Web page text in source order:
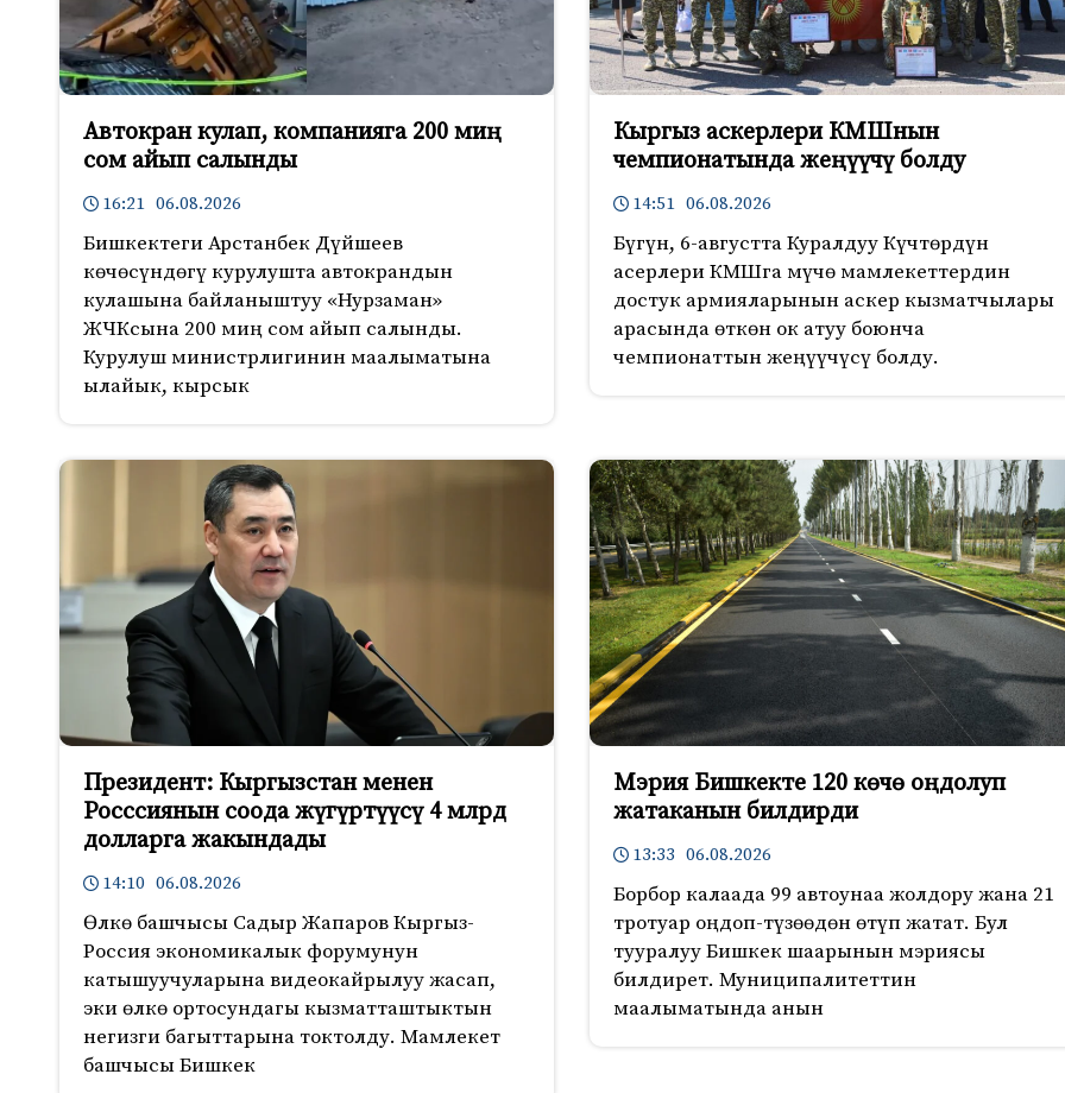
Автокран кулап, компанияга 200 миң
сом айып салынды
16:21 06.08.2026
Бишкектеги Арстанбек Дүйшеев
көчөсүндөгү курулушта автокрандын
кулашына байланыштуу «Нурзаман»
ЖЧКсына 200 миң сом айып салынды.
Курулуш министрлигинин маалыматына
ылайык, кырсык
Кыргыз аскерлери КМШнын
чемпионатында жеңүүчү болду
14:51 06.08.2026
Бүгүн, 6-августта Куралдуу Күчтөрдүн
асерлери КМШга мүчө мамлекеттердин
достук армияларынын аскер кызматчылары
арасында өткөн ок атуу боюнча
чемпионаттын жеңүүчүсү болду.
Президент: Кыргызстан менен
Росссиянын соода жүгүртүүсү 4 млрд
долларга жакындады
14:10 06.08.2026
Өлкө башчысы Садыр Жапаров Кыргыз-
Россия экономикалык форумунун
катышуучуларына видеокайрылуу жасап,
эки өлкө ортосундагы кызматташтыктын
негизги багыттарына токтолду. Мамлекет
башчысы Бишкек
Мэрия Бишкекте 120 көчө оңдолуп
жатаканын билдирди
13:33 06.08.2026
Борбор калаада 99 автоунаа жолдору жана 21
тротуар оңдоп-түзөөдөн өтүп жатат. Бул
тууралуу Бишкек шаарынын мэриясы
билдирет. Муниципалитеттин
маалыматында анын